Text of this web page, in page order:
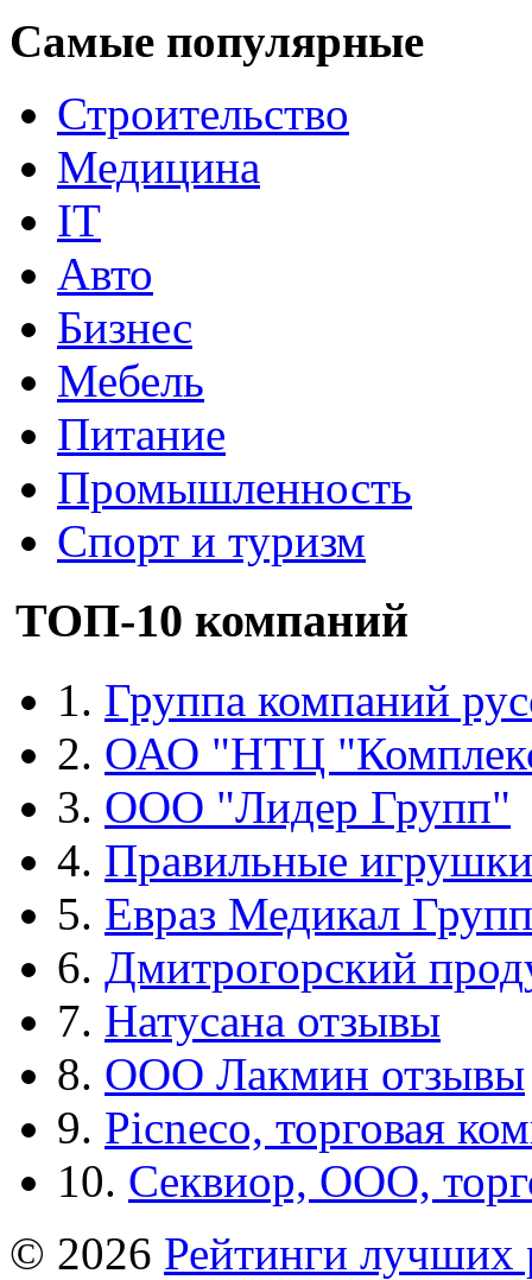
Самые популярные
Строительство
Медицина
IT
Авто
Бизнес
Мебель
Питание
Промышленность
Спорт и туризм
ТОП-10 компаний
1. Группа компаний
2. ОАО "НТЦ
3. ООО "Лидер Групп"
4. Правильные игрушки
5. Евраз Медикал Групп
6. Дмитрогорский
7. Натусана отзывы
8. ООО Лакмин отзывы
9. Picneco, торговая
10. Секвиор, ООО,
© 2026 Рейтинги лучших